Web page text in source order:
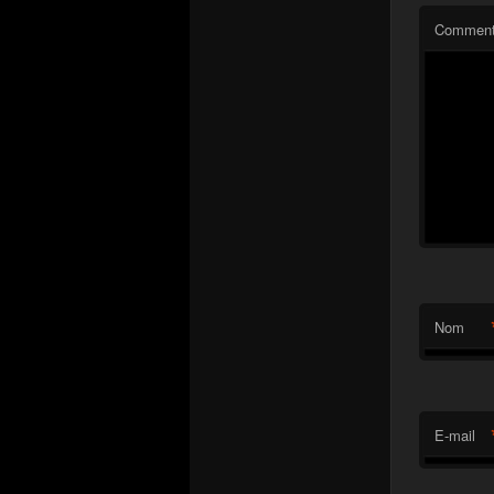
Nom
E-mail